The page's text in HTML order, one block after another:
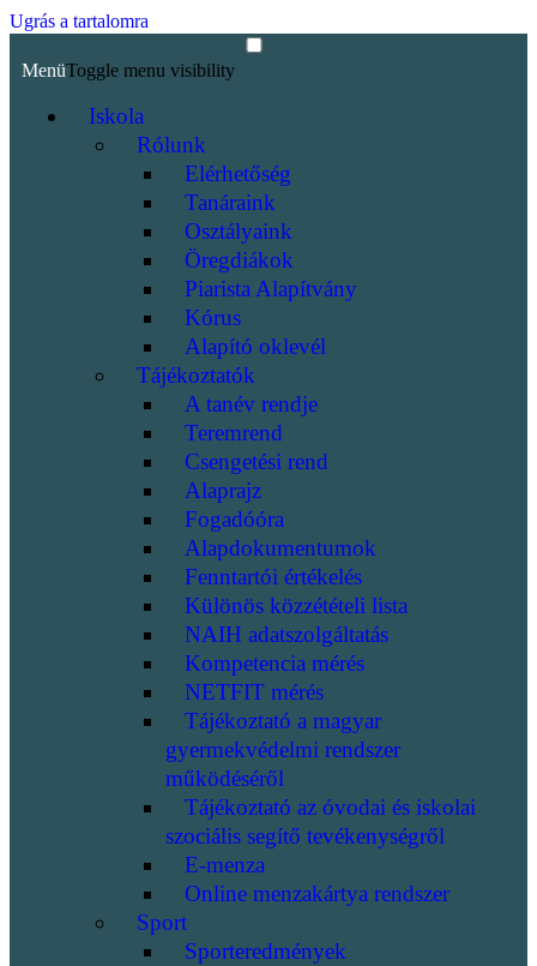
Ugrás a tartalomra
MenüToggle menu visibility
Iskola
Rólunk
Elérhetőség
Tanáraink
Osztályaink
Öregdiákok
Piarista Alapítvány
Kórus
Alapító oklevél
Tájékoztatók
A tanév rendje
Teremrend
Csengetési rend
Alaprajz
Fogadóóra
Alapdokumentumok
Fenntartói értékelés
Különös közzétételi lista
NAIH adatszolgáltatás
Kompetencia mérés
NETFIT mérés
Tájékoztató a magyar
gyermekvédelmi rendszer
működéséről
Tájékoztató az óvodai és iskolai
szociális segítő tevékenységről
E-menza
Online menzakártya rendszer
Sport
Sporteredmények